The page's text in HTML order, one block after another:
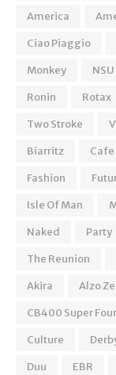
America
Ciao Piaggio
Monkey
NSU
Ronin
Rotax
Two Stroke
Biarritz
Cafe
Fashion
Isle Of Man
Naked
Party
The Reunion
Akira
Alzo
CB400 Super Four
Culture
Duu
EBR